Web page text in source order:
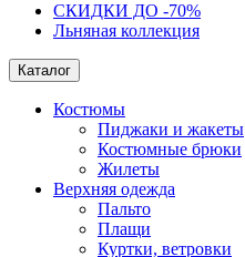
СКИДКИ ДО -70%
Льняная коллекция
Каталог
Костюмы
Пиджаки и жакеты
Костюмные брюки
Жилеты
Верхняя одежда
Пальто
Плащи
Куртки, ветровки